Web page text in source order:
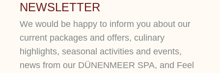
NEWSLETTER
We would be happy to inform you about our
current packages and offers, culinary
highlights, seasonal activities and events,
news from our DÜNENMEER SPA, and Feel